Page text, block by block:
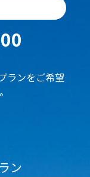
ランをご希望
ン